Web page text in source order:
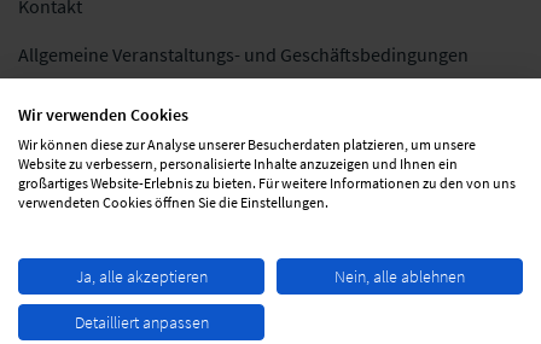
Kontakt
Allgemeine Veranstaltungs- und Geschäftsbedingungen
Impressum
Datenschutz
Folgen Sie uns
Wir verwenden Cookies
Wir können diese zur Analyse unserer Besucherdaten platzieren, um unsere
Website zu verbessern, personalisierte Inhalte anzuzeigen und Ihnen ein
großartiges Website-Erlebnis zu bieten. Für weitere Informationen zu den von uns
verwendeten Cookies öffnen Sie die Einstellungen.
Ja, alle akzeptieren Nein, alle ablehnen
Detailliert anpassen